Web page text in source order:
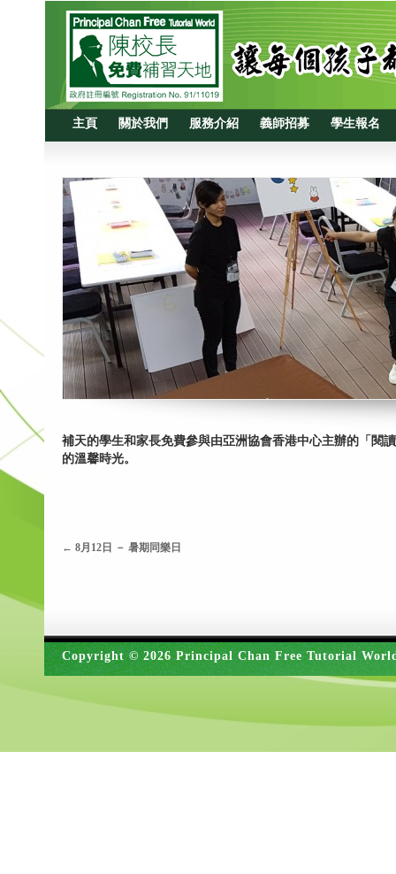
主頁 關於我們 服務介紹 義師招募 學生報名
補天的學生和家長免費參與由亞洲協會香港中心主辦的「閱
的溫馨時光。
← 8月12日 － 暑期同樂日
Copyright © 2026 Principal Chan Free Tutorial